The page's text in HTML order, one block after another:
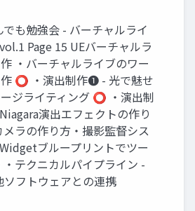
でも勉強会 - バーチャルライ
Page 15 UEバーチャルラ
・バーチャルライブのワー
⭕ ・演出制作❶ - 光で魅せ
ジライティング ⭕ ・演出制
演出エフェクトの作り
メラの作り方・撮影監督シス
ブループリントでツー
・テクニカルパイプライン -
ソフトウェアとの連携